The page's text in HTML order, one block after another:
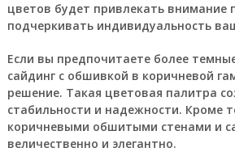
цветов будет привлекать внимание
подчеркивать индивидуальность
Если вы предпочитаете более
сайдинг с обшивкой в коричневой
решение. Такая цветовая палитра
стабильности и надежности. Кроме
коричневыми обшитыми стенами и
величественно и элегантно.